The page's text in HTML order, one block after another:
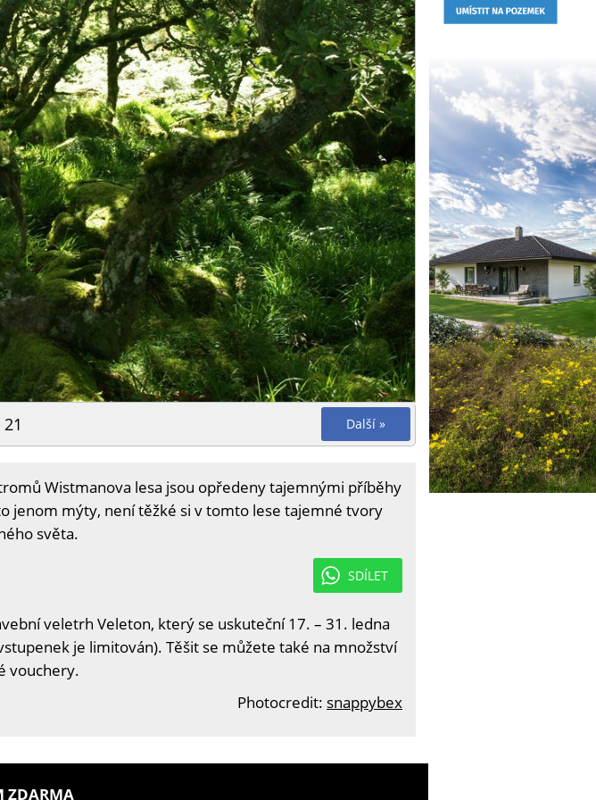
Další »
Wistmanova lesa jsou opředeny tajemnými příběhy
jenom mýty, není těžké si v tomto lese tajemné tvory
světa.
SDÍLET
veletrh Veleton, který se uskuteční 17. – 31. ledna
je limitován). Těšit se můžete také na množství
vouchery.
Photocredit: snappybex
ZDARMA